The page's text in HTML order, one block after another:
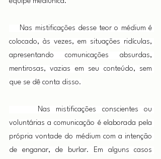
Nas mistificações desse teor o médium é
colocado, às vezes, em situações ridículas,
apresentando comunicações absurdas,
mentirosas, vazias em seu conteúdo, sem
que se dê conta disso.
Nas mistificações conscientes ou
voluntárias a comunicação é elaborada pela
própria vontade do médium com a intenção
de enganar, de burlar. Em alguns casos